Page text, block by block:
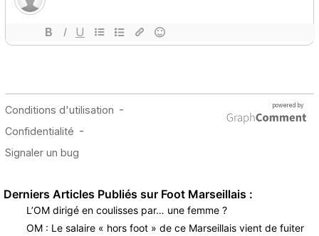
Derniers Articles Publiés sur Foot Marseillais :
L’OM dirigé en coulisses par… une femme ?
OM : Le salaire « hors foot » de ce Marseillais vient de fuiter